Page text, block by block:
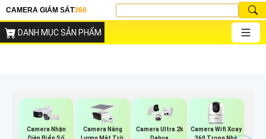
CAMERA GIÁM SÁT360
DANH MỤC SẢN PHẨM
Camera Nhận
Camera Năng
Camera Ultra 2k
Camera Wifi Xoay